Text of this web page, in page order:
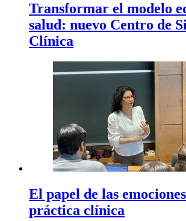
Transformar el modelo
salud: nuevo Centro de
Clínica
El papel de las
práctica clínica